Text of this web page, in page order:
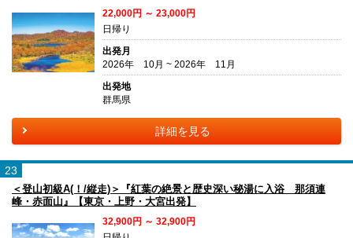
22,000円 ～ 23,000円
日帰り
出発月
2026年 10月 ~ 2026年 11月
出発地
群馬県
詳細を見る
23
＜登山初級A(！/縦走)＞『紅葉の絶景と歴史深い秘湯に入浴 那須連
峰・赤面山』【東京・上野・大宮出発】
32,900円 ～ 32,900円